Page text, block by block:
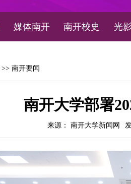
媒体南开 南开校史 光
>> 南开要闻
南开大学部署
来源： 南开大学新闻网